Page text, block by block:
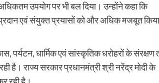
उपयोग पर भी बल दिया। उन्होंने कहा कि
एवं संयुक्त प्रयासों को और अधिक मजबूत किया
धार्मिक एवं सांस्कृतिक धरोहरों के संरक्षण
है। राज्य सरकार प्रधानमंत्री श्री नरेंद्र मोदी के